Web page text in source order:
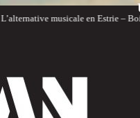
L’alternative musicale en Estrie –